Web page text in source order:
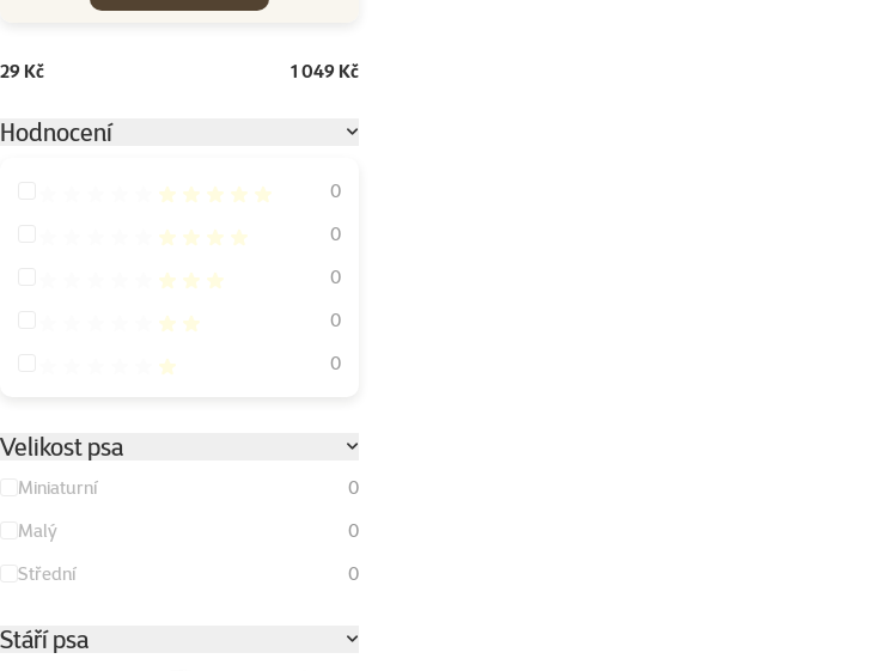
29 Kč 1 049 Kč
Hodnocení
Hodnocení 100%
0
Hodnocení 80%
0
Hodnocení 60%
0
Hodnocení 40%
0
Hodnocení 20%
0
Velikost psa
Miniaturní
0
Malý
0
Střední
0
Stáří psa